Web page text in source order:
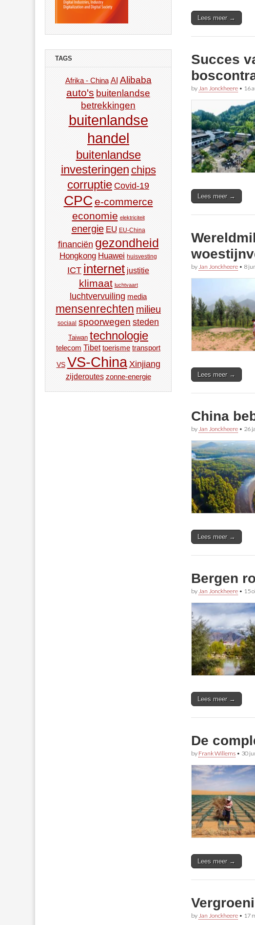
Lees meer →
Succes
by Jan Jonckheere • 16
Lees meer →
by Jan Jonckheere • 8
Lees meer →
China
by Jan Jonckheere • 26
Lees meer →
Bergen
by Jan Jonckheere • 15
Lees meer →
De
by Frank Willems • 30
Lees meer →
by Jan Jonckheere • 17
TAGS
Afrika - China AI Alibaba
auto's buitenlandse
betrekkingen
buitenlandse
handel
buitenlandse
investeringen chips
corruptie Covid-19
CPC e-commerce
economie elektriciteit
energie EU EU-China
financiën gezondheid
Hongkong Huawei huisvesting
ICT internet justitie
klimaat luchtvaart
luchtvervuiling media
mensenrechten milieu
sociaal spoorwegen steden
Taiwan technologie
telecom Tibet toerisme transport
VS VS-China Xinjiang
zijderoutes zonne-energie